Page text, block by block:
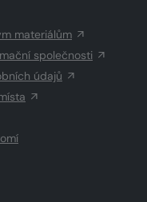
materiálům
společnosti
údajů